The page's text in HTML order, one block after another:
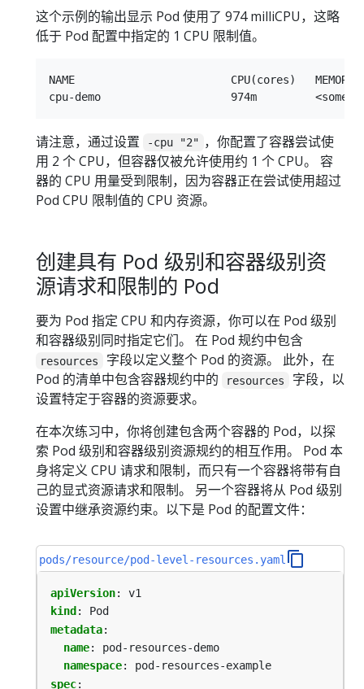
这个示例的输出显示 Pod 使用了 974 milliCPU，这略
低于 Pod 配置中指定的 1 CPU 限制值。
NAME                        CPU(cores)
请注意，通过设置 -cpu "2" ，你配置了容器尝试使
用 2 个 CPU，但容器仅被允许使用约 1 个 CPU。 容
器的 CPU 用量受到限制，因为容器正在尝试使用超过
Pod CPU 限制值的 CPU 资源。
创建具有 Pod 级别和容器级别资
源请求和限制的 Pod
要为 Pod 指定 CPU 和内存资源，你可以在 Pod 级别
和容器级别同时指定它们。 在 Pod 规约中包含
resources
字段以定义整个 Pod 的资源。 此外，在
Pod 的清单中包含容器规约中的
resources
字段，以
设置特定于容器的资源要求。
在本次练习中，你将创建包含两个容器的 Pod，以探
索 Pod 级别和容器级别资源规约的相互作用。 Pod 本
身将定义 CPU 请求和限制，而只有一个容器将带有自
己的显式资源请求和限制。 另一个容器将从 Pod 级别
设置中继承资源约束。以下是 Pod 的配置文件：
pods/resource/pod-level-resources.yaml
apiVersion:
v1
kind :
Pod
metadata:
name:
pod-resources-demo
namespace:
pod-resources-example
spec: